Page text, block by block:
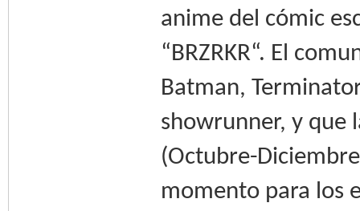
anime del cómic
“BRZRKR“. El
Batman,
showrunner, y que
(Octubre-
momento para los